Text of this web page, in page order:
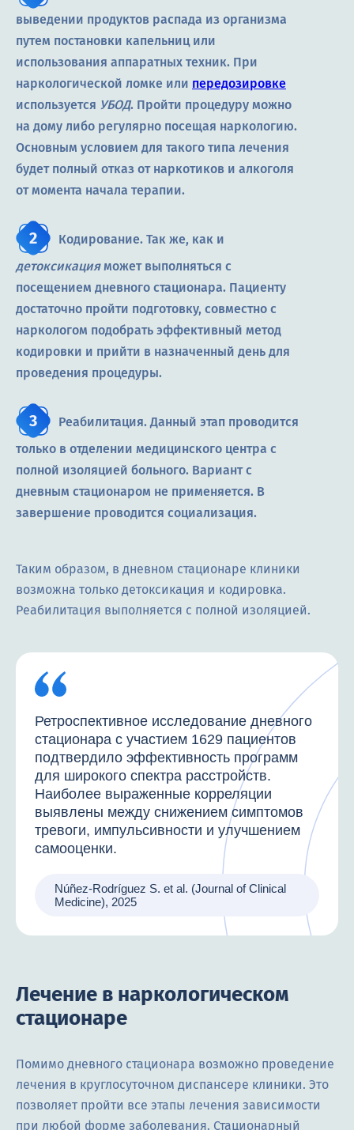
выведении продуктов распада из организма
путем постановки капельниц или
использования аппаратных техник. При
наркологической ломке или передозировке
используется УБОД. Пройти процедуру можно
на дому либо регулярно посещая наркологию.
Основным условием для такого типа лечения
будет полный отказ от наркотиков и алкоголя
от момента начала терапии.
Кодирование. Так же, как и
детоксикацияможет выполняться с
посещением дневного стационара. Пациенту
достаточно пройти подготовку, совместно с
наркологом подобрать эффективный метод
кодировки и прийти в назначенный день для
проведения процедуры.
Реабилитация. Данный этап проводится
только в отделении медицинского центра с
полной изоляцией больного. Вариант с
дневным стационаром не применяется. В
завершение проводится социализация.
Таким образом, в дневном стационаре клиники
возможна только детоксикация и кодировка.
Реабилитация выполняется с полной изоляцией.
Ретроспективное исследование дневного
стационара с участием 1629 пациентов
подтвердило эффективность программ
для широкого спектра расстройств.
Наиболее выраженные корреляции
выявлены между снижением симптомов
тревоги, импульсивности и улучшением
самооценки.
Núñez-Rodríguez S. et al. (Journal of Clinical
Medicine), 2025
Лечение в наркологическом
стационаре
Помимо дневного стационара возможно проведение
лечения в круглосуточном диспансере клиники. Это
позволяет пройти все этапы лечения зависимости
при любой форме заболевания. Стационарный